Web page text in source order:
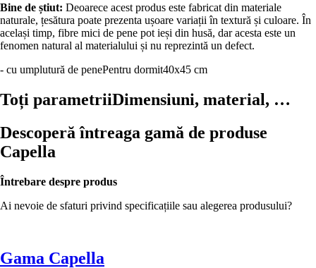
Bine de știut: Deoarece acest produs este fabricat din materiale
naturale, țesătura poate prezenta ușoare variații în textură și culoare. În
același timp, fibre mici de pene pot ieși din husă, dar acesta este un
fenomen natural al materialului și nu reprezintă un defect.
- cu umplutură de penePentru dormit40x45 cm
Toți parametriiDimensiuni, material, …
Descoperă întreaga gamă de produse
Capella
Întrebare despre produs
Ai nevoie de sfaturi privind specificațiile sau alegerea produsului?
Gama Capella